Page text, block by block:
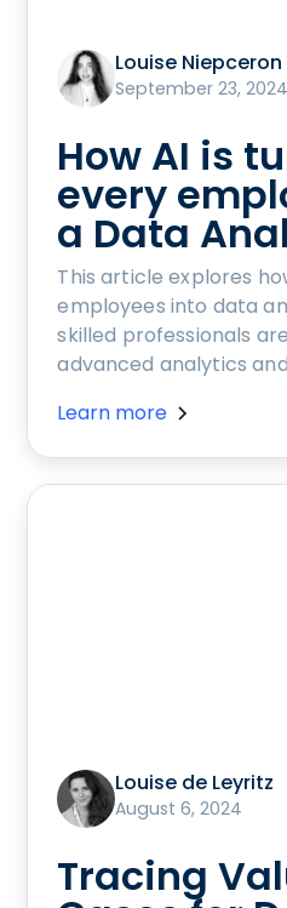
Louise Niepceron
September 23, 2024
How AI is
every
a Data
This article explores
employees into data
skilled professionals
advanced analytics
Learn more
Louise de Leyritz
August 6, 2024
Tracing